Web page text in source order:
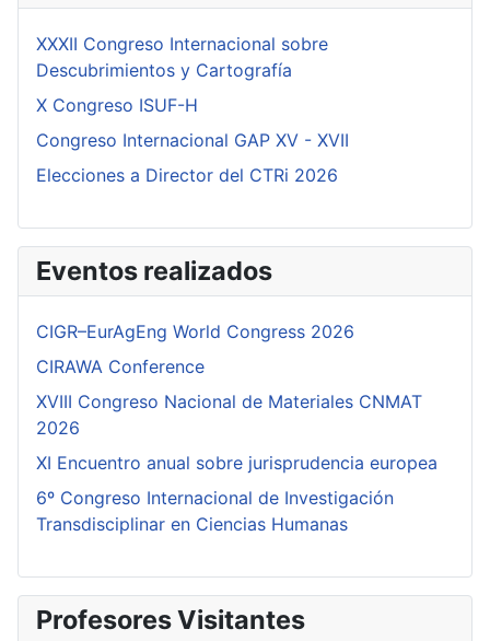
XXXII Congreso Internacional sobre
Descubrimientos y Cartografía
X Congreso ISUF-H
Congreso Internacional GAP XV - XVII
Elecciones a Director del CTRi 2026
Eventos realizados
CIGR–EurAgEng World Congress 2026
CIRAWA Conference
XVIII Congreso Nacional de Materiales CNMAT
2026
XI Encuentro anual sobre jurisprudencia europea
6º Congreso Internacional de Investigación
Transdisciplinar en Ciencias Humanas
Profesores Visitantes